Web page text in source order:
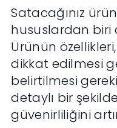
Satacağınız
hususlardan biri
Ürünün
dikkat edilmesi
belirtilmesi
detaylı bir
güvenirliliğini